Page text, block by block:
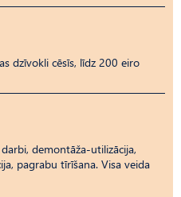
dzīvokli cēsīs, līdz 200 eiro
demontāža-utilizācija,
pagrabu tīrīšana. Visa veida